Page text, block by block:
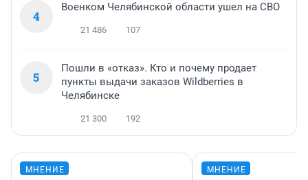
4
Военком Челябинской области ушел на СВО
21 486 107
5
Пошли в «отказ». Кто и почему продает
пункты выдачи заказов Wildberries в
Челябинске
21 300 192
МНЕНИЕ МНЕНИЕ